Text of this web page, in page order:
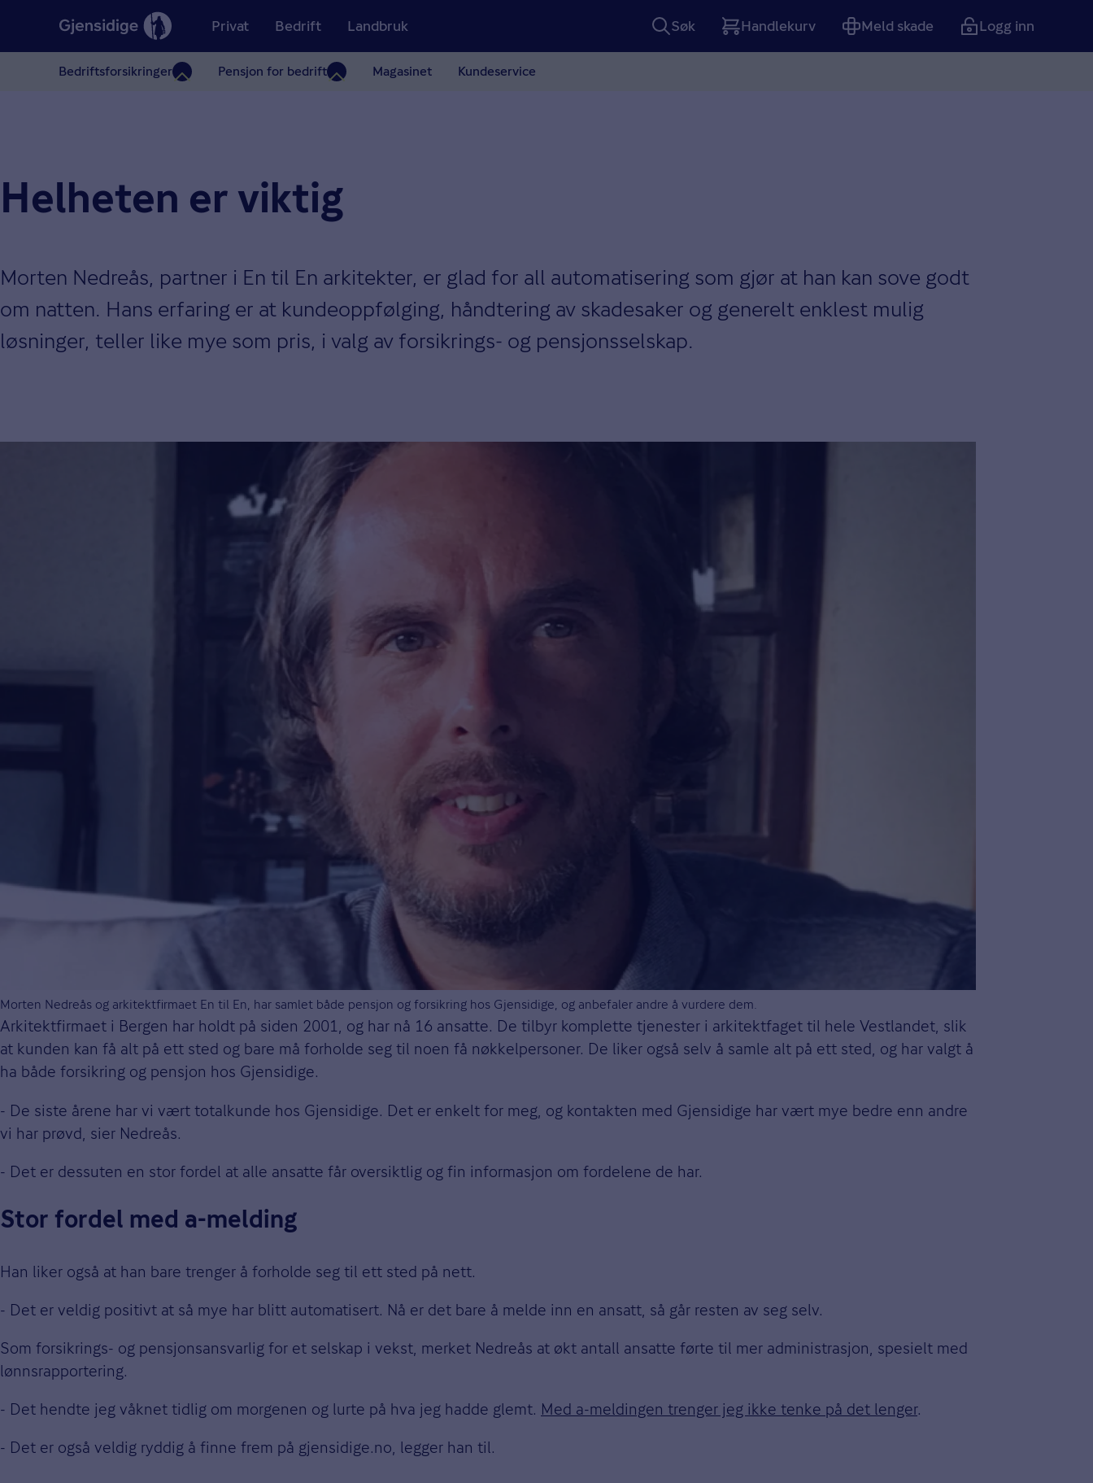
Privat Bedrift
Bedriftsforsikringer Pensjon for bedrift Magasinet Kundeservice
Landbruk Søk
Handlekurv
Meld skade Logg inn
Helheten er viktig
Morten Nedreås, partner i En til En arkitekter, er glad for all automatisering som gjør at han kan sove godt
om natten. Hans erfaring er at kundeoppfølging, håndtering av skadesaker og generelt enklest mulig
løsninger, teller like mye som pris, i valg av forsikrings- og pensjonsselskap.
Morten Nedreås og arkitektfirmaet En til En, har samlet både pensjon og forsikring hos Gjensidige, og anbefaler andre å vurdere dem.
Arkitektfirmaet i Bergen har holdt på siden 2001, og har nå 16 ansatte. De tilbyr komplette tjenester i arkitektfaget til hele Vestlandet, slik
at kunden kan få alt på ett sted og bare må forholde seg til noen få nøkkelpersoner. De liker også selv å samle alt på ett sted, og har valgt å
ha både forsikring og pensjon hos Gjensidige.
- De siste årene har vi vært totalkunde hos Gjensidige. Det er enkelt for meg, og kontakten med Gjensidige har vært mye bedre enn andre
vi har prøvd, sier Nedreås.
- Det er dessuten en stor fordel at alle ansatte får oversiktlig og fin informasjon om fordelene de har.
Stor fordel med a-melding
Han liker også at han bare trenger å forholde seg til ett sted på nett.
- Det er veldig positivt at så mye har blitt automatisert. Nå er det bare å melde inn en ansatt, så går resten av seg selv.
Som forsikrings- og pensjonsansvarlig for et selskap i vekst, merket Nedreås at økt antall ansatte førte til mer administrasjon, spesielt med
lønnsrapportering.
- Det hendte jeg våknet tidlig om morgenen og lurte på hva jeg hadde glemt. Med a-meldingen trenger jeg ikke tenke på det lenger.
- Det er også veldig ryddig å finne frem på gjensidige.no, legger han til.